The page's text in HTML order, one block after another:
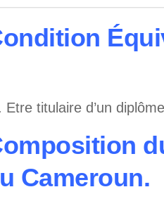
Etre titulaire d’un
Cameroun.